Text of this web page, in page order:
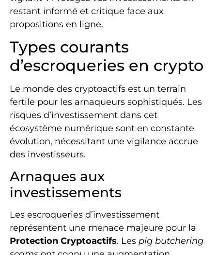
restant informé et critique face aux
propositions en ligne.
Types courants
d’escroqueries en crypto
Le monde des cryptoactifs est un terrain
fertile pour les arnaqueurs sophistiqués. Les
risques d’investissement dans cet
écosystème numérique sont en constante
évolution, nécessitant une vigilance accrue
des investisseurs.
Arnaques aux
investissements
Les escroqueries d’investissement
représentent une menace majeure pour la
Protection Cryptoactifs. Les pig butchering